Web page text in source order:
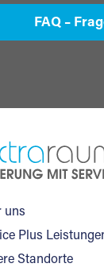
FAQ –
uns
Plus
Standorte